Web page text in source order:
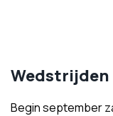
Wedstrijden
Begin september